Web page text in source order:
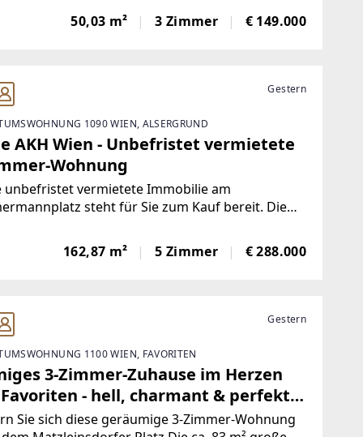
überwiegend unbefristet und befristet
sowie einige leerstehende Einheiten mit
50,03 m² 3 Zimmer € 149.000
Gestern
1090 WIEN, ALSERGRUND
AKH Wien - Unbefristet vermietete
Wohnung
unbefristet vermietete Immobilie am
steht für Sie zum Kauf bereit. Die
Gründerzeithauses. Die Details:-
162,87 m² 5 Zimmer € 288.000
Gestern
1100 WIEN, FAVORITEN
3-Zimmer-Zuhause im Herzen
- hell, charmant & perfekt
Sie sich diese geräumige 3-Zimmer-Wohnung